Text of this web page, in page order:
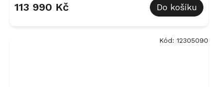
113 990 Kč Do košíku
Kód: 12305090